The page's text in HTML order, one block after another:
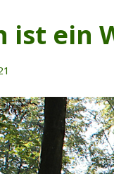
ist ein